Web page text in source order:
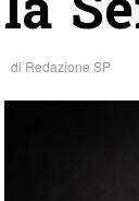
di Redazione SP